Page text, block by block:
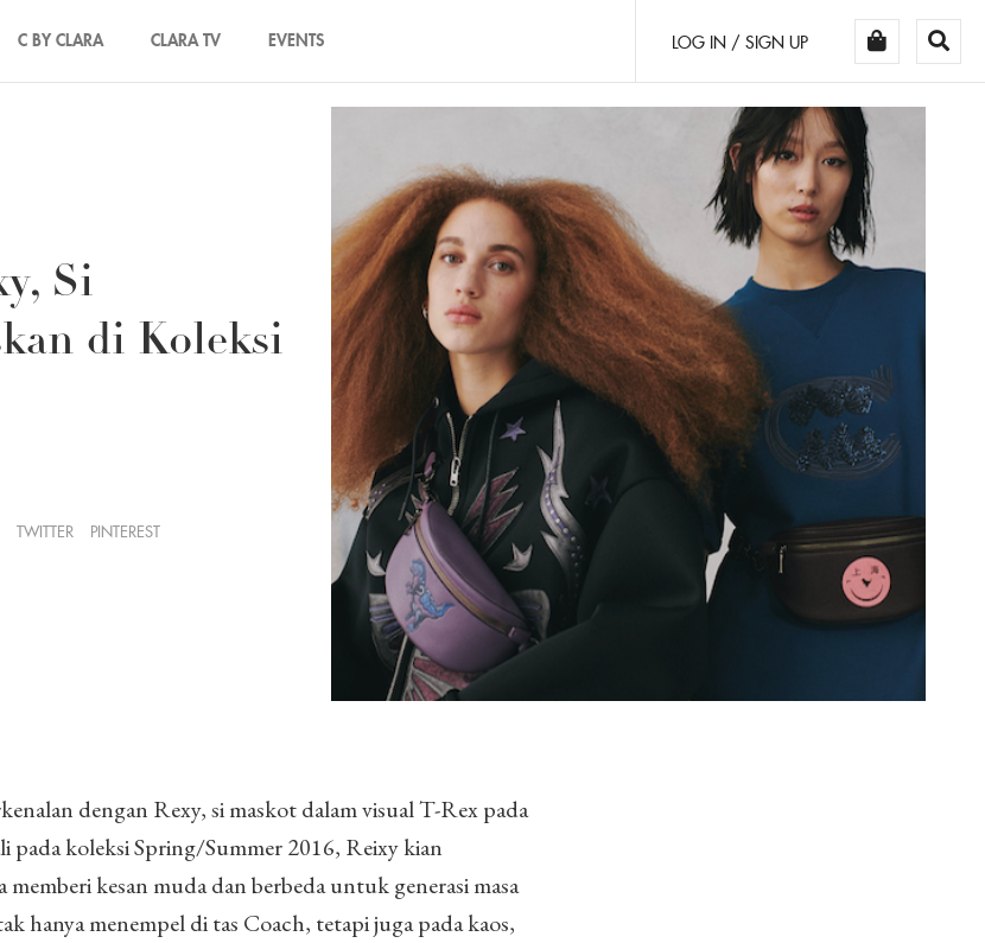
C BY CLARA CLARA TV EVENTS LOG IN / SIGN UP
Si
di Koleksi
TWITTER PINTEREST
dengan Rexy, si maskot dalam visual T-Rex pada
pada koleksi Spring/Summer 2016, Reixy kian
kesan muda dan berbeda untuk generasi masa
hanya menempel di tas Coach, tetapi juga pada kaos,